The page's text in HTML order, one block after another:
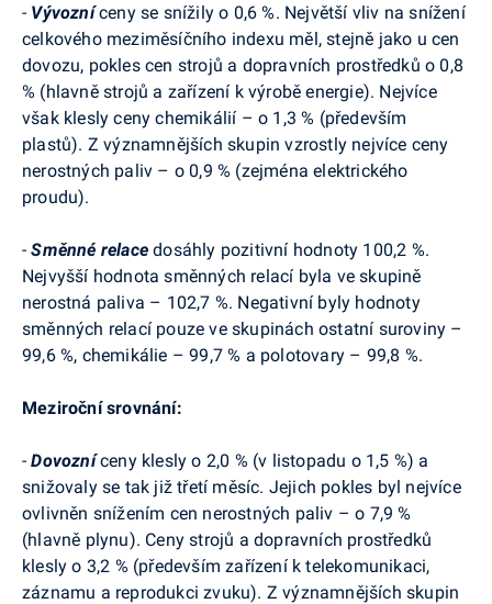
- Vývozní ceny se snížily o 0,6 %. Největší vliv na snížení
celkového meziměsíčního indexu měl, stejně jako u cen
dovozu, pokles cen strojů a dopravních prostředků o 0,8
% (hlavně strojů a zařízení k výrobě energie). Nejvíce
však klesly ceny chemikálií – o 1,3 % (především
plastů). Z významnějších skupin vzrostly nejvíce ceny
nerostných paliv – o 0,9 % (zejména elektrického
proudu).
-Směnné relace dosáhly pozitivní hodnoty 100,2 %.
Nejvyšší hodnota směnných relací byla ve skupině
nerostná paliva – 102,7 %. Negativní byly hodnoty
směnných relací pouze ve skupinách ostatní suroviny –
99,6 %, chemikálie – 99,7 % a polotovary – 99,8 %.
Meziroční srovnání:
-Dovozníceny klesly o 2,0 % (v listopadu o 1,5 %) a
snižovaly se tak již třetí měsíc. Jejich pokles byl nejvíce
ovlivněn snížením cen nerostných paliv – o 7,9 %
(hlavně plynu). Ceny strojů a dopravních prostředků
klesly o 3,2 % (především zařízení k telekomunikaci,
záznamu a reprodukci zvuku). Z významnějších skupin